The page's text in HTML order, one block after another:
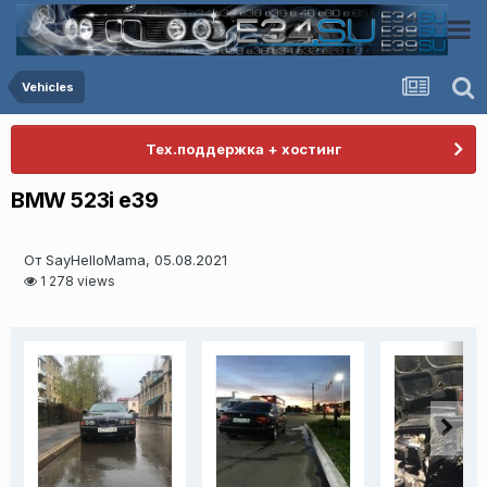
Vehicles
Тех.поддержка + хостинг
BMW 523i e39
От SayHelloMama, 05.08.2021
1 278 views